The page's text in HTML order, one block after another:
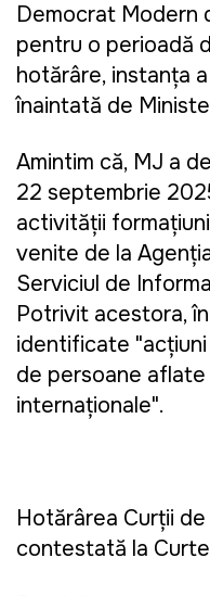
Democrat Modern
pentru o perioadă
hotărâre, instanța
înaintată de
Amintim că, MJ a
22 septembrie
activității
venite de la
Serviciul de
Potrivit acestora,
identificate
de persoane
internaționale".
Hotărârea Curții
contestată la